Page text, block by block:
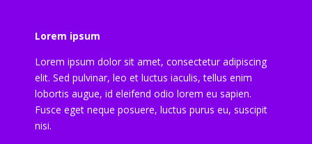
Lorem ipsum
Lorem ipsum dolor sit amet, consectetur adipiscing
elit. Sed pulvinar, leo et luctus iaculis, tellus enim
lobortis augue, id eleifend odio lorem eu sapien.
Fusce eget neque posuere, luctus purus eu, suscipit
nisi.